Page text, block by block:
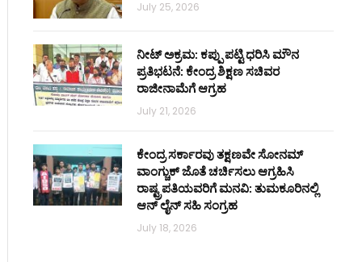
July 25, 2026
ನೀಟ್ ಅಕ್ರಮ: ಕಪ್ಪು ಪಟ್ಟಿ ಧರಿಸಿ ಮೌನ
ಪ್ರತಿಭಟನೆ: ಕೇಂದ್ರ ಶಿಕ್ಷಣ ಸಚಿವರ
ರಾಜೀನಾಮೆಗೆ ಆಗ್ರಹ
July 21, 2026
ಕೇಂದ್ರ ಸರ್ಕಾರವು ತಕ್ಷಣವೇ ಸೋನಮ್
ವಾಂಗ್ಚುಕ್ ಜೊತೆ ಚರ್ಚಿಸಲು ಆಗ್ರಹಿಸಿ
ರಾಷ್ಟ್ರಪತಿಯವರಿಗೆ ಮನವಿ: ತುಮಕೂರಿನಲ್ಲಿ
ಆನ್‌ ಲೈನ್ ಸಹಿ ಸಂಗ್ರಹ
July 18, 2026